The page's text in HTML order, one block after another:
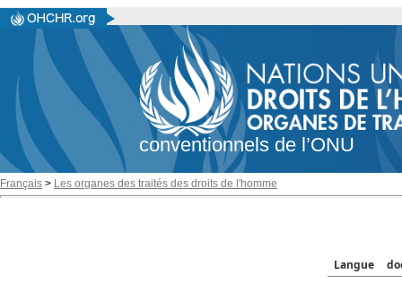
conventionnels de l’ONU
Français > Les organes des traités des droits de l'homme
Langue